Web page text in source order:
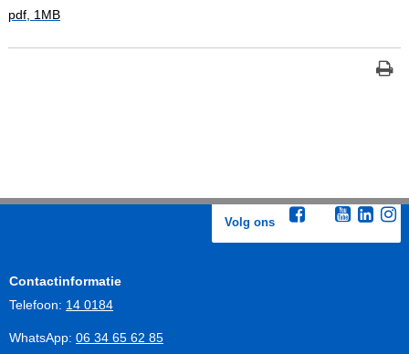
pdf, 1MB
Volg ons
Contactinformatie
Telefoon: 14 0184
WhatsApp: 06 34 65 62 85